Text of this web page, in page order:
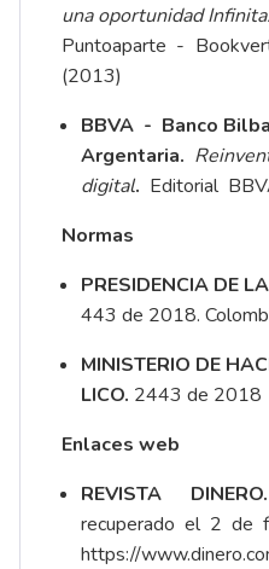
una oportunidad Infinita.
Puntoaparte -­
(2013)
BBVA -­ Banco
Argentaria.
digital. Editorial
Normas
PRESIDENCIA DE LA
443 de 2018.
MINISTERIO DE
LICO. 2443 de 2018
Enlaces web
REVISTA
recuperado el 2 de
https://